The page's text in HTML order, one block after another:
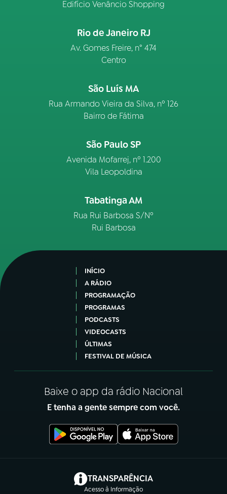
Edifício Venâncio Shopping
Rio de Janeiro RJ
Av. Gomes Freire, n° 474
Centro
São Luís MA
Rua Armando Vieira da Silva, nº 126
Bairro de Fátima
São Paulo SP
Avenida Mofarrej, nº 1.200
Vila Leopoldina
Tabatinga AM
Rua Rui Barbosa S/Nº
Rui Barbosa
INÍCIO
A RÁDIO
PROGRAMAÇÃO
PROGRAMAS
PODCASTS
VIDEOCASTS
ÚLTIMAS
FESTIVAL DE MÚSICA
Baixe o app da rádio Nacional
E tenha a gente sempre com você.
TRANSPARÊNCIA
Acesso à Informação
(abre em nova aba)